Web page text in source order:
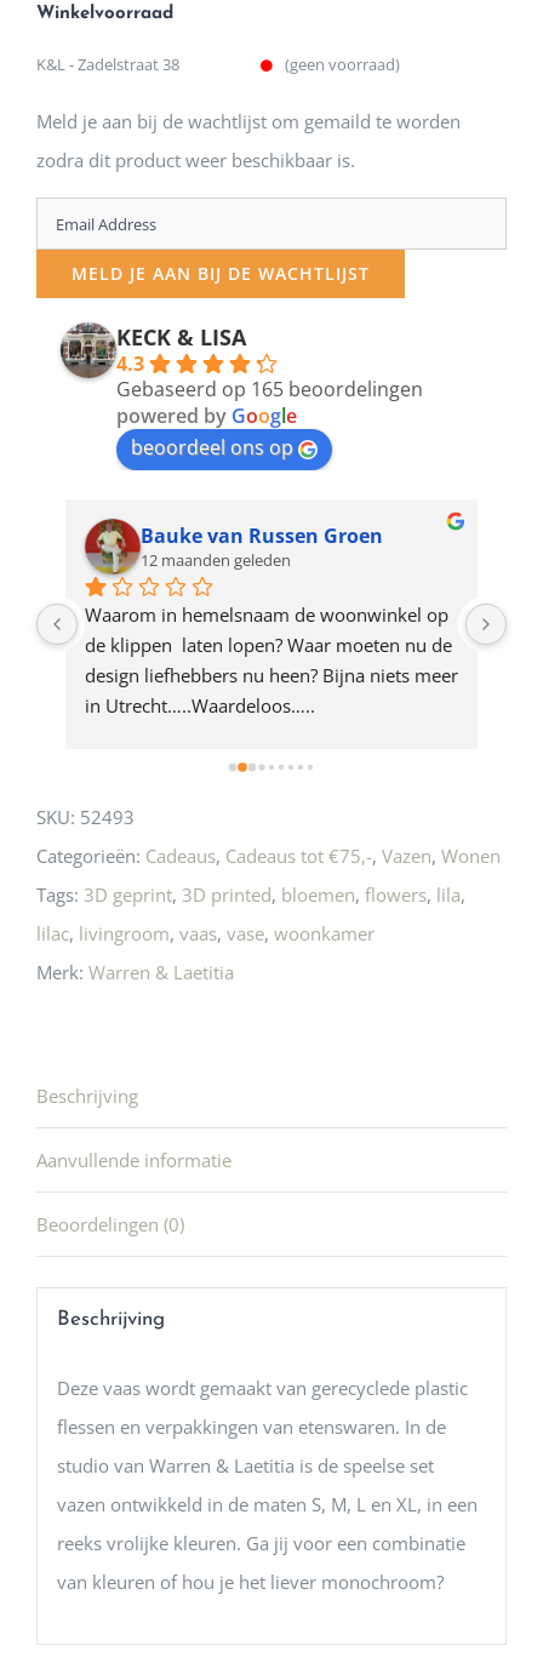
Winkelvoorraad
K&L - Zadelstraat 38 (geen voorraad)
Meld je aan bij de wachtlijst om gemaild te worden
zodra dit product weer beschikbaar is.
Enter
your
email
address
product
MELD JE AAN BIJ DE WACHTLIJST
KECK & LISA
4.3
Gebaseerd op 165 beoordelingen
powered by Google
beoordeel ons op
Bauke van Russen Groen
12 maanden geleden
Waarom in hemelsnaam de woonwinkel op
de klippen  laten lopen? Waar moeten nu de
design liefhebbers nu heen? Bijna niets meer
in Utrecht…..Waardeloos…..
SKU: 52493
Categorieën: Cadeaus, Cadeaus tot €75,-, Vazen, Wonen
Tags: 3D geprint, 3D printed, bloemen, flowers, lila,
lilac, livingroom, vaas, vase, woonkamer
Merk: Warren & Laetitia
Beschrijving
Aanvullende informatie
Beoordelingen (0)
Beschrijving
Deze vaas wordt gemaakt van gerecyclede plastic
flessen en verpakkingen van etenswaren. In de
studio van Warren & Laetitia is de speelse set
vazen ontwikkeld in de maten S, M, L en XL, in een
reeks vrolijke kleuren. Ga jij voor een combinatie
van kleuren of hou je het liever monochroom?